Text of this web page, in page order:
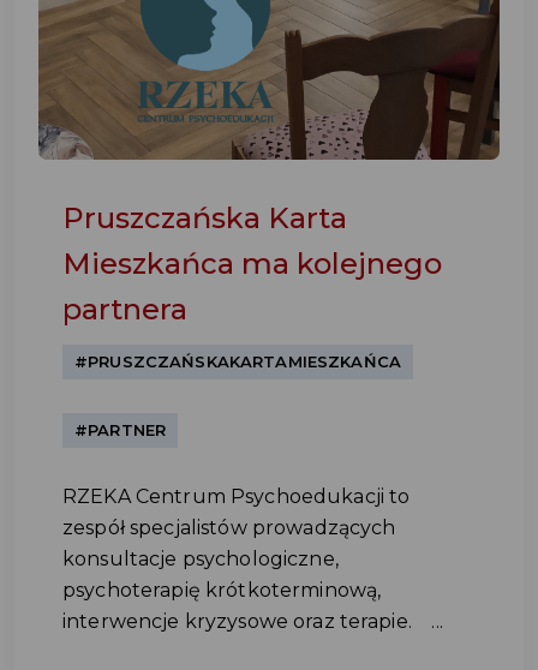
Pruszczańska Karta
Mieszkańca ma kolejnego
partnera
#PRUSZCZAŃSKAKARTAMIESZKAŃCA
#PARTNER
RZEKA Centrum Psychoedukacji to
zespół specjalistów prowadzących
konsultacje psychologiczne,
psychoterapię krótkoterminową,
interwencje kryzysowe oraz terapie. ...